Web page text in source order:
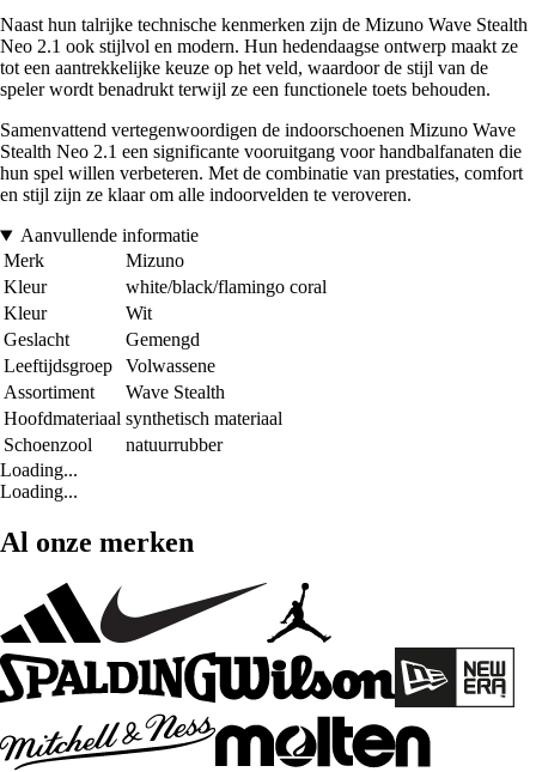
Naast hun talrijke technische kenmerken zijn de Mizuno Wave Stealth
Neo 2.1 ook stijlvol en modern. Hun hedendaagse ontwerp maakt ze
tot een aantrekkelijke keuze op het veld, waardoor de stijl van de
speler wordt benadrukt terwijl ze een functionele toets behouden.
Samenvattend vertegenwoordigen de indoorschoenen Mizuno Wave
Stealth Neo 2.1 een significante vooruitgang voor handbalfanaten die
hun spel willen verbeteren. Met de combinatie van prestaties, comfort
en stijl zijn ze klaar om alle indoorvelden te veroveren.
Aanvullende informatie
Merk
Mizuno
Kleur
white/black/flamingo coral
Kleur
Wit
Geslacht
Gemengd
Leeftijdsgroep
Volwassene
Assortiment
Wave Stealth
Hoofdmateriaal synthetisch materiaal
Schoenzool
natuurrubber
Loading...
Loading...
Al onze merken